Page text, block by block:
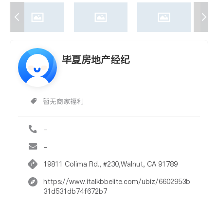
毕夏房地产经纪
暂无商家福利
-
-
19811 Colima Rd., #230,Walnut, CA 91789
https://www.italkbbelite.com/ubiz/6602953b
31d531db74f672b7